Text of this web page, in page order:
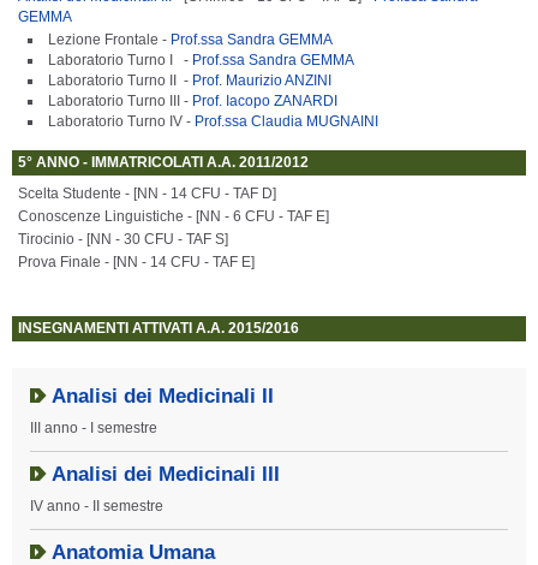
GEMMA
Lezione Frontale - Prof.ssa Sandra GEMMA
Laboratorio Turno I - Prof.ssa Sandra GEMMA
Laboratorio Turno II - Prof. Maurizio ANZINI
Laboratorio Turno III - Prof. Iacopo ZANARDI
Laboratorio Turno IV - Prof.ssa Claudia MUGNAINI
5° ANNO - IMMATRICOLATI A.A. 2011/2012
Scelta Studente - [NN - 14 CFU - TAF D]
Conoscenze Linguistiche - [NN - 6 CFU - TAF E]
Tirocinio - [NN - 30 CFU - TAF S]
Prova Finale - [NN - 14 CFU - TAF E]
INSEGNAMENTI ATTIVATI A.A. 2015/2016
Analisi dei Medicinali II
III anno - I semestre
Analisi dei Medicinali III
IV anno - II semestre
Anatomia Umana